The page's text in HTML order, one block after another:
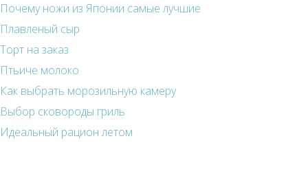
Почему ножи из Японии самые лучшие
Плавленый сыр
Торт на заказ
Птьиче молоко
Как выбрать морозильную камеру
Выбор сковороды гриль
Идеальный рацион летом